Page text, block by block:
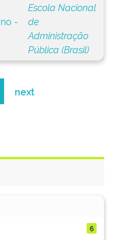
-
Escola Nacional
de
Administração
Pública (Brasil)
next
6